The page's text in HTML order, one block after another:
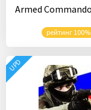
рейтинг 100%
UPD